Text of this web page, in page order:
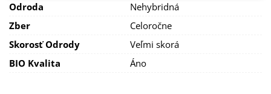
Odroda
Nehybridná
Zber
Celoročne
Skorosť Odrody
Veľmi skorá
BIO Kvalita
Áno